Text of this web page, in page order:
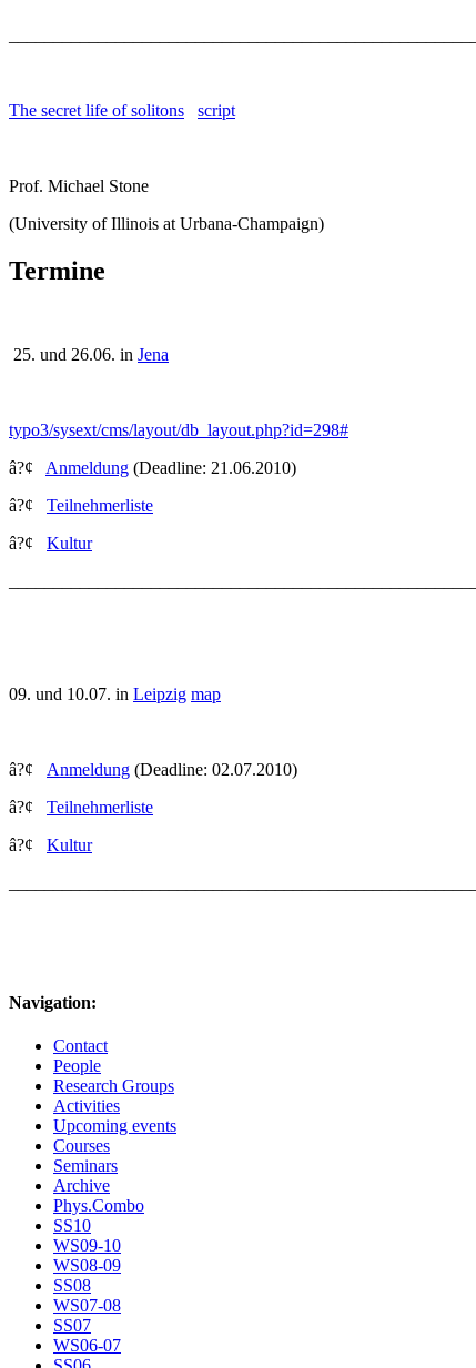
The secret life of solitons script
Prof. Michael Stone
(University of Illinois at Urbana-Champaign)
Termine
25. und 26.06. in Jena
typo3/sysext/cms/layout/db_layout.php?id=298#
â?¢ Anmeldung (Deadline: 21.06.2010)
â?¢ Teilnehmerliste
â?¢ Kultur
09. und 10.07. in Leipzig map
â?¢ Anmeldung (Deadline: 02.07.2010)
â?¢ Teilnehmerliste
â?¢ Kultur
Navigation:
Contact
People
Research Groups
Activities
Upcoming events
Courses
Seminars
Archive
Phys.Combo
SS10
WS09-10
WS08-09
SS08
WS07-08
SS07
WS06-07